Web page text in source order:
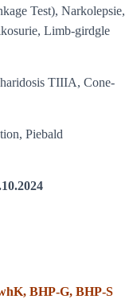
Test), Narkolepsie,
Limb-girdgle
TIIIA, Cone-
Piebald
BHP-G, BHP-S